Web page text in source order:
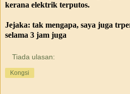
kerana elektrik terputos.
Jejaka: tak mengapa, saya juga
selama 3 jam juga
Tiada ulasan:
Kongsi